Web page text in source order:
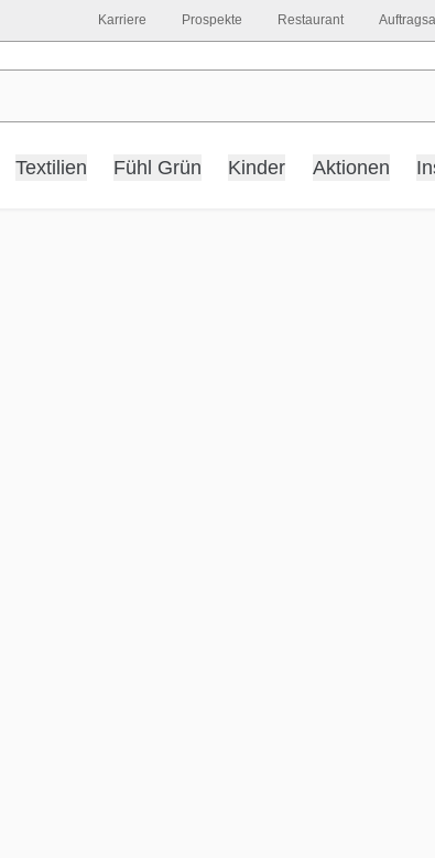
Textilien Fühl Grün Kinder Aktionen
Karriere Prospekte Restaurant